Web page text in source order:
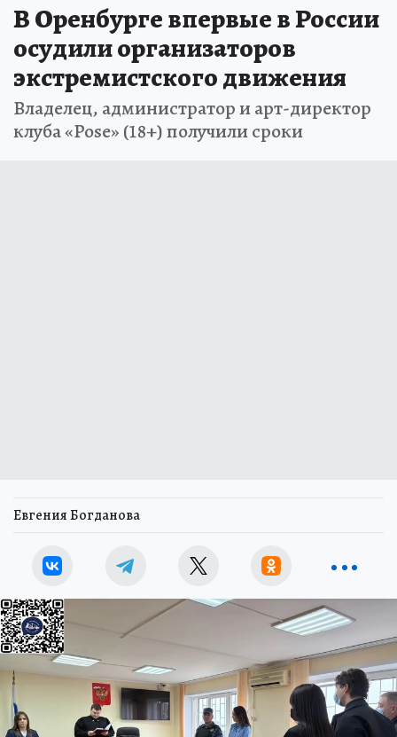
В Оренбурге впервые в России
осудили организаторов
экстремистского движения
Владелец, администратор и арт-директор
клуба «Pose» (18+) получили сроки
Евгения Богданова